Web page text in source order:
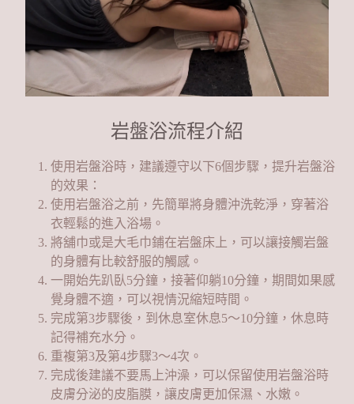
岩盤浴流程介紹
使用岩盤浴時，建議遵守以下6個步驟，提升岩盤浴
的效果：
使用岩盤浴之前，先簡單將身體沖洗乾淨，穿著浴
衣輕鬆的進入浴場。
將舖巾或是大毛巾鋪在岩盤床上，可以讓接觸岩盤
的身體有比較舒服的觸感。
一開始先趴臥5分鐘，接著仰躺10分鐘，期間如果感
覺身體不適，可以視情況縮短時間。
完成第3步驟後，到休息室休息5～10分鐘，休息時
記得補充水分。
重複第3及第4步驟3～4次。
完成後建議不要馬上沖澡，可以保留使用岩盤浴時
皮膚分泌的皮脂膜，讓皮膚更加保濕、水嫩。